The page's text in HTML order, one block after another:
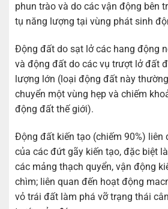
phun trào và do các vận động bên
tụ năng lượng tại vùng phát sinh
Động đất do sạt lở các hang động
và động đất do các vụ trượt lở đất
lượng lớn (loại động đất này
chuyển một vùng hẹp và chiếm
động đất thế giới).
Động đất kiến tạo (chiếm 90%) liên
của các đứt gãy kiến tạo, đặc biệt
các mảng thạch quyển, vận động
chìm; liên quan đến hoạt động
vỏ trái đất làm phá vỡ trạng thái